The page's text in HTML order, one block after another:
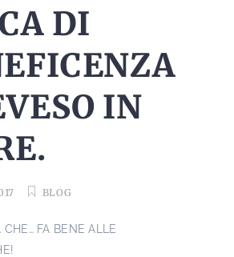
DI
IN
BLOG
FA BENE ALLE